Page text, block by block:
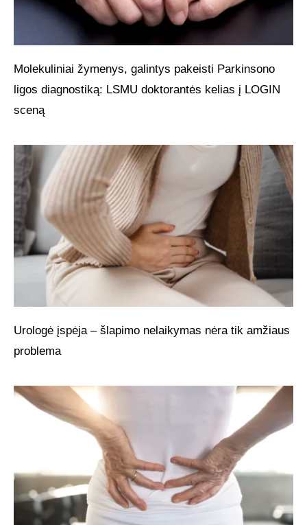
Molekuliniai žymenys, galintys pakeisti Parkinsono
ligos diagnostiką: LSMU doktorantės kelias į LOGIN
sceną
Urologė įspėja – šlapimo nelaikymas nėra tik amžiaus
problema